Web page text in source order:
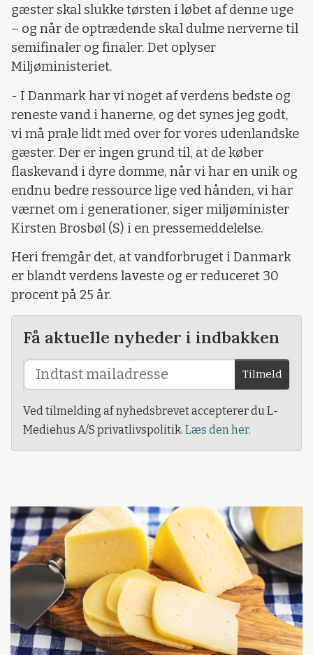
gæster skal slukke tørsten i løbet af denne uge
– og når de optrædende skal dulme nerverne til
semifinaler og finaler. Det oplyser
Miljøministeriet.
- I Danmark har vi noget af verdens bedste og
reneste vand i hanerne, og det synes jeg godt,
vi må prale lidt med over for vores udenlandske
gæster. Der er ingen grund til, at de køber
flaskevand i dyre domme, når vi har en unik og
endnu bedre ressource lige ved hånden, vi har
værnet om i generationer, siger miljøminister
Kirsten Brosbøl (S) i en pressemeddelelse.
Heri fremgår det, at vandforbruget i Danmark
er blandt verdens laveste og er reduceret 30
procent på 25 år.
Få aktuelle nyheder i indbakken
Tilmeld
Ved tilmelding af nyhedsbrevet accepterer du L-
Mediehus A/S privatlivspolitik. Læs den her.